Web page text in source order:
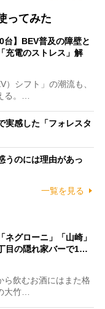
ってみた
台】BEV普及の障壁と
充電のストレス」解
シフト」の潮流も、
る。…
実感した「フォレスタ
うのには理由があっ
一覧を見る
ネグローニ」「山崎」
目の隠れ家バーで1…
飲むお酒にはまた格
大竹…